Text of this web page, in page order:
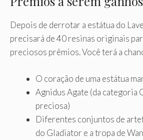
Depois de derrotar a estátua do
precisará de 40 resinas originais
preciosos prêmios. Você terá a
O coração de uma estátua
Agnidus Agate (da categoria
preciosa)
Diferentes conjuntos de
do Gladiator e a tropa de